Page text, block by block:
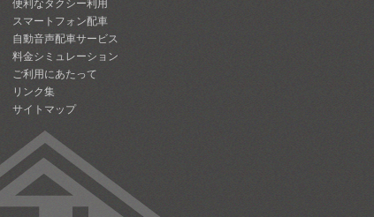
便利なタクシー利用
スマートフォン配車
自動音声配車サービス
料金シミュレーション
ご利用にあたって
リンク集
サイトマップ